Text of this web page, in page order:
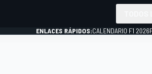
ENLACES RÁPIDOS:CALENDARIO F1 2026